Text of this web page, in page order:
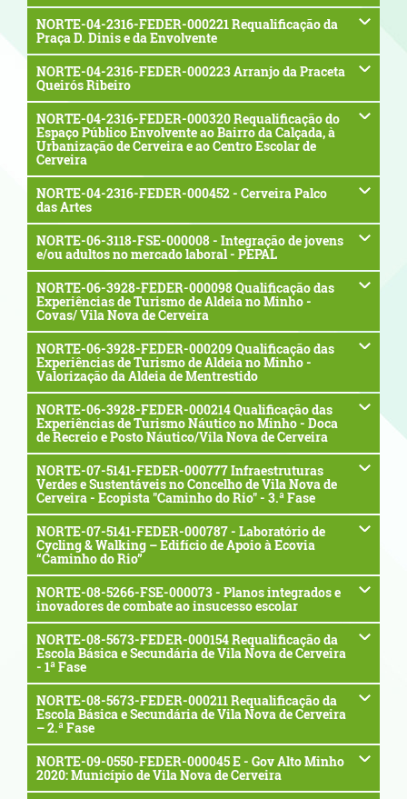
NORTE-04-2316-FEDER-000221 Requalificação da
Praça D. Dinis e da Envolvente
NORTE-04-2316-FEDER-000223 Arranjo da Praceta
Queirós Ribeiro
NORTE-04-2316-FEDER-000320 Requalificação do
Espaço Público Envolvente ao Bairro da Calçada, à
Urbanização de Cerveira e ao Centro Escolar de
Cerveira
NORTE-04-2316-FEDER-000452 - Cerveira Palco
das Artes
NORTE-06-3118-FSE-000008 - Integração de jovens
e/ou adultos no mercado laboral - PEPAL
NORTE-06-3928-FEDER-000098 Qualificação das
Experiências de Turismo de Aldeia no Minho -
Covas/ Vila Nova de Cerveira
NORTE-06-3928-FEDER-000209 Qualificação das
Experiências de Turismo de Aldeia no Minho -
Valorização da Aldeia de Mentrestido
NORTE-06-3928-FEDER-000214 Qualificação das
Experiências de Turismo Náutico no Minho - Doca
de Recreio e Posto Náutico/Vila Nova de Cerveira
NORTE-07-5141-FEDER-000777 Infraestruturas
Verdes e Sustentáveis no Concelho de Vila Nova de
Cerveira - Ecopista "Caminho do Rio" - 3.ª Fase
NORTE-07-5141-FEDER-000787 - Laboratório de
Cycling & Walking – Edifício de Apoio à Ecovia
“Caminho do Rio”
NORTE-08-5266-FSE-000073 - Planos integrados e
inovadores de combate ao insucesso escolar
NORTE-08-5673-FEDER-000154 Requalificação da
Escola Básica e Secundária de Vila Nova de Cerveira
- 1ª Fase
NORTE-08-5673-FEDER-000211 Requalificação da
Escola Básica e Secundária de Vila Nova de Cerveira
– 2.ª Fase
NORTE-09-0550-FEDER-000045 E - Gov Alto Minho
2020: Município de Vila Nova de Cerveira